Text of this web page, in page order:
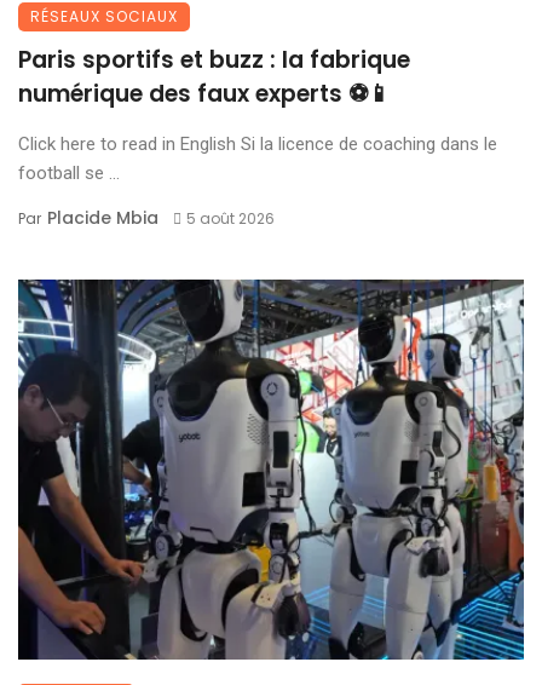
RÉSEAUX SOCIAUX
Paris sportifs et buzz : la fabrique
numérique des faux experts ⚽📱
Click here to read in English Si la licence de coaching dans le
football se ...
Par Placide Mbia 5 août 2026